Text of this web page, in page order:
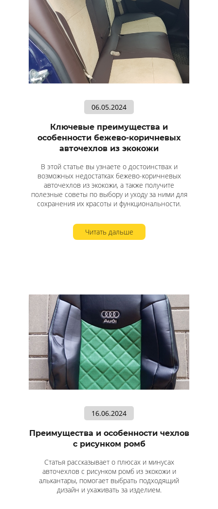
06.05.2024
Ключевые преимущества и
особенности бежево-коричневых
авточехлов из экокожи
В этой статье вы узнаете о достоинствах и
возможных недостатках бежево-коричневых
авточехлов из экокожи, а также получите
полезные советы по выбору и уходу за ними для
сохранения их красоты и функциональности.
Читать дальше
16.06.2024
Преимущества и особенности чехлов
с рисунком ромб
Статья рассказывает о плюсах и минусах
авточехлов с рисунком ромб из экокожи и
алькантары, помогает выбрать подходящий
дизайн и ухаживать за изделием.